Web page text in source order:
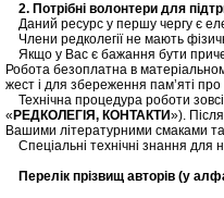
2. Потрібні волонтери для
Даний ресурс у першу чергу є
Члени редколегії не мають
Якщо у Вас є бажання бути
Робота безоплатна в
жест і для збереження пам’яті про
Технічна процедура роботи
« РЕДКОЛЕГІЯ, КОНТАКТИ»).
Вашими літературними смаками
Спеціальні технічні знання для
Перелік прізвищ авторів (у